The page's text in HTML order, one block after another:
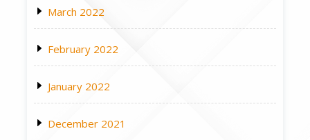
March 2022
February 2022
January 2022
December 2021